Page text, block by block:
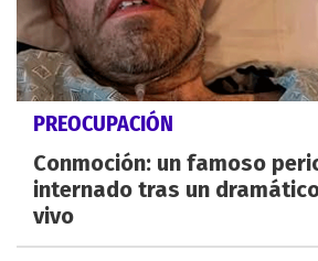
PREOCUPACIÓN
Conmoción: un famoso
internado tras un
vivo